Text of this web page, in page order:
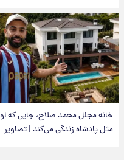
خانه مجلل محمد صلاح، جایی که او
مثل پادشاه زندگی می‌کند | تصاویر